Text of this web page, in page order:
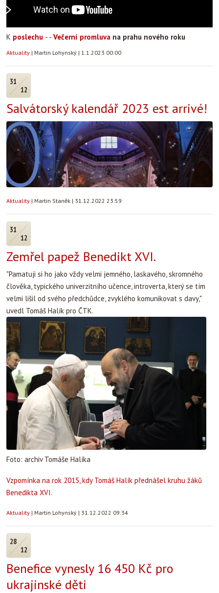
K poslechu - - Večerní promluva na prahu nového roku
Aktuality | Martin Lohynský | 1.1.2023 00:00
31
12
Salvátorský kalendář 2023 est arrivé!
Aktuality | Martin Staněk | 31.12.2022 23:59
31
12
Zemřel papež Benedikt XVI.
"Pamatuji si ho jako vždy velmi jemného, laskavého, skromného
člověka, typického univerzitního učence, introverta, který se tím
velmi lišil od svého předchůdce, zvyklého komunikovat s davy,"
uvedl Tomáš Halík pro ČTK.
Foto: archiv Tomáše Halíka
Vzpomínka na rok 2015, kdy Tomáš Halík přednášel kruhu žáků
Benedikta XVI.
Aktuality | Martin Lohynský | 31.12.2022 09:34
28
12
Benefice vynesly 16 450 Kč pro
ukrajinské děti